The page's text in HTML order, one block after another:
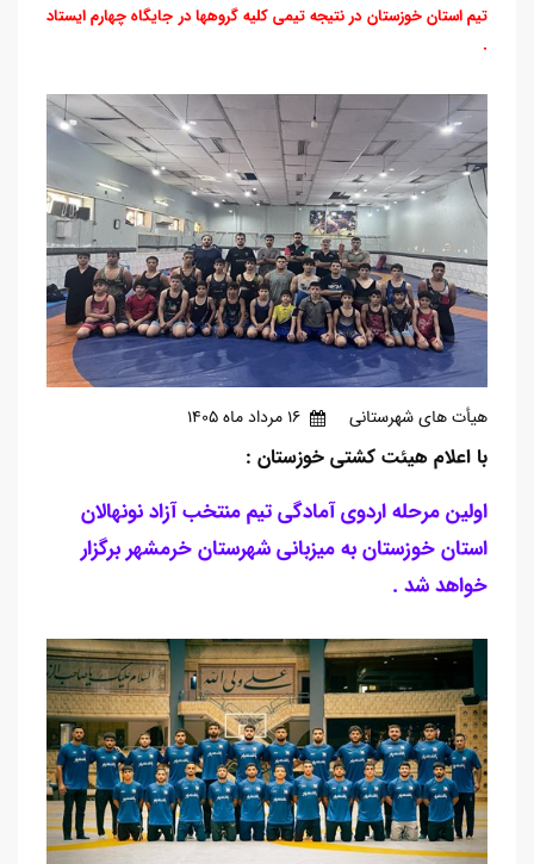
تیم استان خوزستان در نتیجه تیمی کلیه گروهها در جایگاه چهارم ایستاد
.
هیأت های شهرستانی 16 مرداد ماه 1405
با اعلام هیئت کشتی خوزستان :
اولین مرحله اردوی آمادگی تیم منتخب آزاد نونهالان
استان خوزستان به میزبانی شهرستان خرمشهر برگزار
خواهد شد .